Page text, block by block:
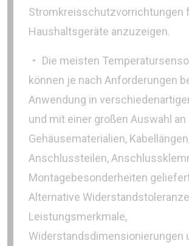
Stromkreisschutzvorrichtungen
Haushaltsgeräte anzuzeigen.
‧ Die meisten
können je nach Anforderungen
Anwendung in
und mit einer großen Auswahl an
Gehäusematerialien,
Anschlussteilen,
Montagebesonderheiten
Alternative
Leistungsmerkmale,
Widerstandsdimensionierungen